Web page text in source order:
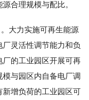
合理规模与配比。
大力实施可再生能源
灵活性调节能力和负
的工业园区开展可再
与园区内自备电厂调
增负荷的工业园区可